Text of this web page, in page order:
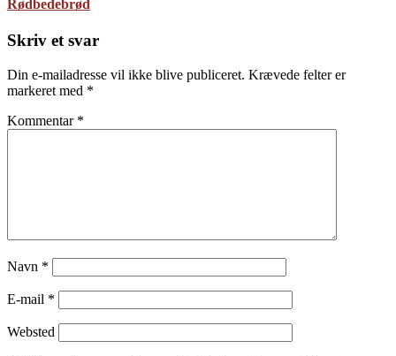
Rødbedebrød
Skriv et svar
Din e-mailadresse vil ikke blive publiceret. Krævede felter er
markeret med *
Kommentar *
Navn *
E-mail *
Websted